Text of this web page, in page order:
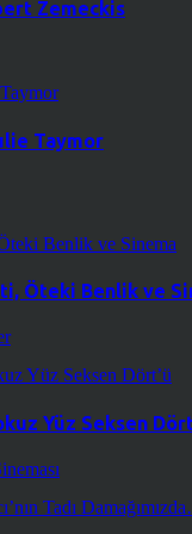
Zemeckis
Taymor
Öteki Benlik ve
Yüz Seksen